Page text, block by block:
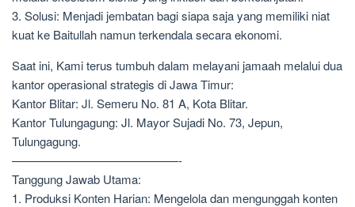
3. Solusi: Menjadi jembatan bagi siapa saja yang memiliki niat
kuat ke Baitullah namun terkendala secara ekonomi.
Saat ini, Kami terus tumbuh dalam melayani jamaah melalui dua
kantor operasional strategis di Jawa Timur:
Kantor Blitar: Jl. Semeru No. 81 A, Kota Blitar.
Kantor Tulungagung: Jl. Mayor Sujadi No. 73, Jepun,
Tulungagung.
——————————————-
Tanggung Jawab Utama:
1. Produksi Konten Harian: Mengelola dan mengunggah konten